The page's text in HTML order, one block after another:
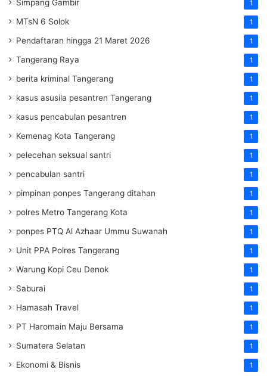
Simpang Gambir 1
MTsN 6 Solok 1
Pendaftaran hingga 21 Maret 2026 1
Tangerang Raya 1
berita kriminal Tangerang 1
kasus asusila pesantren Tangerang 1
kasus pencabulan pesantren 1
Kemenag Kota Tangerang 1
pelecehan seksual santri 1
pencabulan santri 1
pimpinan ponpes Tangerang ditahan 1
polres Metro Tangerang Kota 1
ponpes PTQ Al Azhaar Ummu Suwanah 1
Unit PPA Polres Tangerang 1
Warung Kopi Ceu Denok 1
Saburai 1
Hamasah Travel 1
PT Haromain Maju Bersama 1
Sumatera Selatan 1
Ekonomi & Bisnis 1